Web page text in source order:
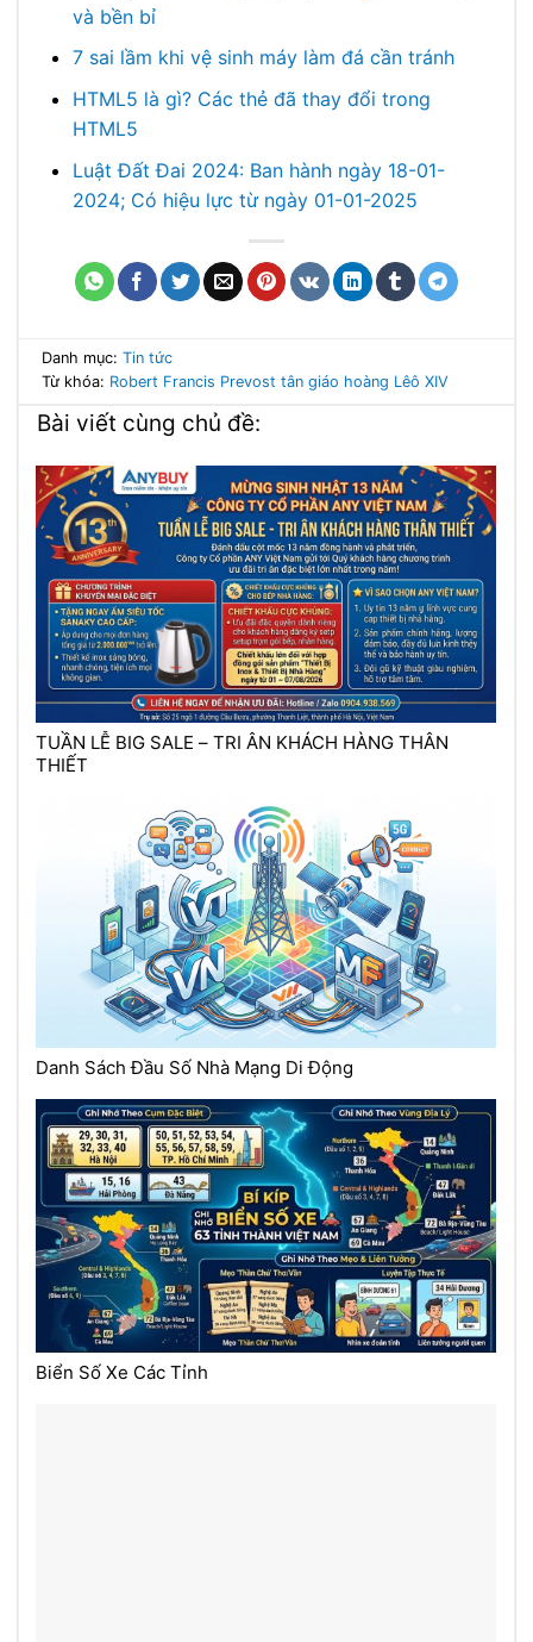
và bền bỉ
7 sai lầm khi vệ sinh máy làm đá cần tránh
HTML5 là gì? Các thẻ đã thay đổi trong
HTML5
Luật Đất Đai 2024: Ban hành ngày 18-01-
2024; Có hiệu lực từ ngày 01-01-2025
Danh mục: Tin tức
Từ khóa: Robert Francis Prevost tân giáo hoàng Lêô XIV
Bài viết cùng chủ đề:
TUẦN LỄ BIG SALE – TRI ÂN KHÁCH HÀNG THÂN
THIẾT
Danh Sách Đầu Số Nhà Mạng Di Động
Biển Số Xe Các Tỉnh